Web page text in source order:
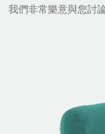
我們非常樂意與您討